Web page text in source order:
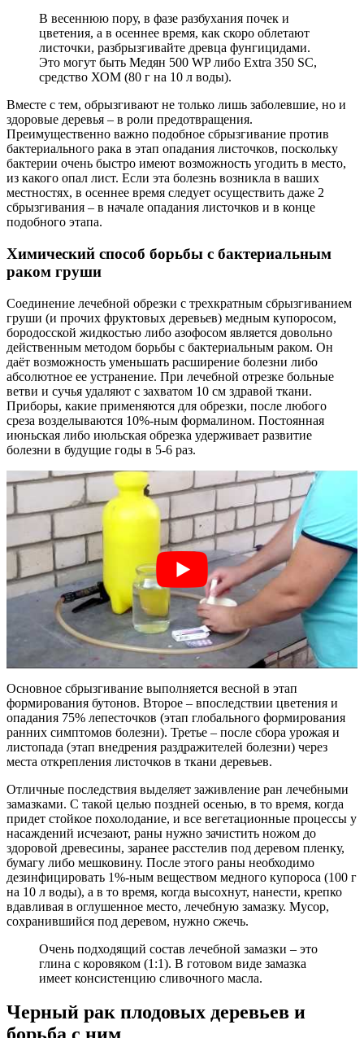
В весеннюю пору, в фазе разбухания почек и
цветения, а в осеннее время, как скоро облетают
листочки, разбрызгивайте древца фунгицидами.
Это могут быть Медян 500 WP либо Extra 350 SС,
средство ХОМ (80 г на 10 л воды).
Вместе с тем, обрызгивают не только лишь заболевшие, но и
здоровые деревья – в роли предотвращения.
Преимущественно важно подобное сбрызгивание против
бактериального рака в этап опадания листочков, поскольку
бактерии очень быстро имеют возможность угодить в место,
из какого опал лист. Если эта болезнь возникла в ваших
местностях, в осеннее время следует осуществить даже 2
сбрызгивания – в начале опадания листочков и в конце
подобного этапа.
Химический способ борьбы с бактериальным
раком груши
Соединение лечебной обрезки с трехкратным сбрызгиванием
груши (и прочих фруктовых деревьев) медным купоросом,
бородосской жидкостью либо азофосом является довольно
действенным методом борьбы с бактериальным раком. Он
даёт возможность уменьшать расширение болезни либо
абсолютное ее устранение. При лечебной отрезке больные
ветви и сучья удаляют с захватом 10 см здравой ткани.
Приборы, какие применяются для обрезки, после любого
среза возделываются 10%-ным формалином. Постоянная
июньская либо июльская обрезка удерживает развитие
болезни в будущие годы в 5-6 раз.
Основное сбрызгивание выполняется весной в этап
формирования бутонов. Второе – впоследствии цветения и
опадания 75% лепесточков (этап глобального формирования
ранних симптомов болезни). Третье – после сбора урожая и
листопада (этап внедрения раздражителей болезни) через
места открепления листочков в ткани деревьев.
Отличные последствия выделяет заживление ран лечебными
замазками. С такой целью поздней осенью, в то время, когда
придет стойкое похолодание, и все вегетационные процессы у
насаждений исчезают, раны нужно зачистить ножом до
здоровой древесины, заранее расстелив под деревом пленку,
бумагу либо мешковину. После этого раны необходимо
дезинфицировать 1%-ным веществом медного купороса (100 г
на 10 л воды), а в то время, когда высохнут, нанести, крепко
вдавливая в оглушенное место, лечебную замазку. Мусор,
сохранившийся под деревом, нужно сжечь.
Очень подходящий состав лечебной замазки – это
глина с коровяком (1:1). В готовом виде замазка
имеет консистенцию сливочного масла.
Черный рак плодовых деревьев и